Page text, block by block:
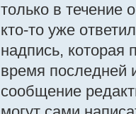
только в течение
кто-то уже
надпись, которая
время последней
сообщение